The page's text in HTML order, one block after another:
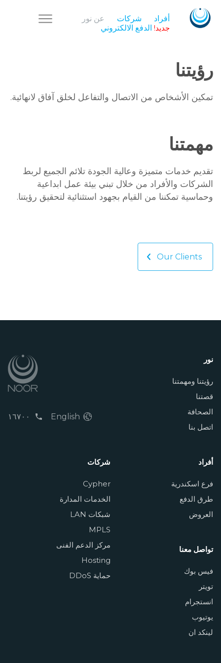
أفراد شركات
عن نور
جديد! الدفع الالكتروني
رؤيتنا
تمكين الأشخاص من الاتصال والتفاعل لخلق آفاق لانهائية.
مهمتنا
تقديم خدمات متميزة وعالية الجودة تلائم الجميع لربط
الشركات والأفراد من خلال تبني بيئة عمل ابداعية
وحماسية تمكننا من القيام بجهود استثنائية لتحقيق رؤيتنا.
Our Clients
١٦٧٠٠ English
نور
رؤيتنا ومهمتنا
قصتنا
الصحافة
اتصل بنا
شركات
Cypher
الخدمات المدارة
شبكات LAN
MPLS
مركز الدعم الفنى
Hosting
حماية DDoS
أفراد
فرع اسكندرية
طرق الدفع
العروض
تواصل معنا
فيس بوك
تويتر
انستجرام
يوتيوب
لينكد ان